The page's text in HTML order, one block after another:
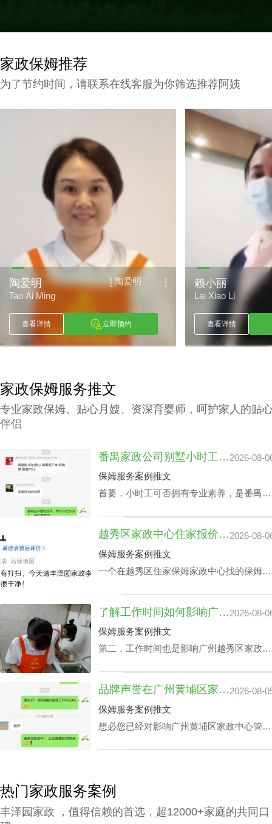
家政保姆推荐
为了节约时间，请联系在线客服为你筛选推荐阿姨
[赖小丽
赖小丽
Lai Xiao Li
查看详情 立即预约
古朝波
Gu Chao Bo
查看详情
家政保姆服务推文
专业家政保姆、贴心月嫂、资深育婴师，呵护家人的贴
伴侣
番禺家政公司别墅小时工收费会因雇主要求而变动？2026-08-
保姆服务案例推文
首要，小时工可否拥有专业素养，是番禺家
孩子做作业等，这类小时工技能与番禺家政
公司别墅小时工收费都是紧密依赖的。
越秀区家政中心住家报价揭晓：影响因素及如何选择最佳服务2026-08-
保姆服务案例推文
一个在越秀区住家保姆家政中心找的保姆对
衣、准备饭菜、洗碗等家庭杂务，还可以抚
恤老人及家长接送，让志存高远的人专心致
志工作，那越秀区家政中心住家报价该如何
了解工作时间如何影响广州越秀区家政中心查询电话价格表及服务质量2026-08-
保姆服务案例推文
第二，工作时间也是影响广州越秀区家政中
整工作时间表，聘请的家政保洁要有高机动
性，而这家庭业主需要例常会影响广州越秀
区家政中心查询电话价格表。
品牌声誉在广州黄埔区家政中心管家服务价钱里的分量2026-08-
保姆服务案例推文
想必您已经对影响广州黄埔区家政中心管家
政中心应具备的综合素质。
热门家政服务案例
丰泽园家政 ，值得信赖的首选，超12000+家庭的共同口